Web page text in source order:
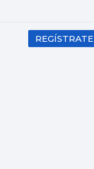
REGÍSTRATE